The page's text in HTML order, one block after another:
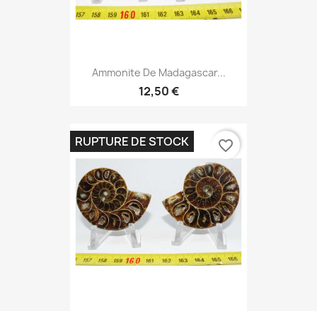
Ammonite De Madagascar...
12,50 €
RUPTURE DE STOCK favorite_border